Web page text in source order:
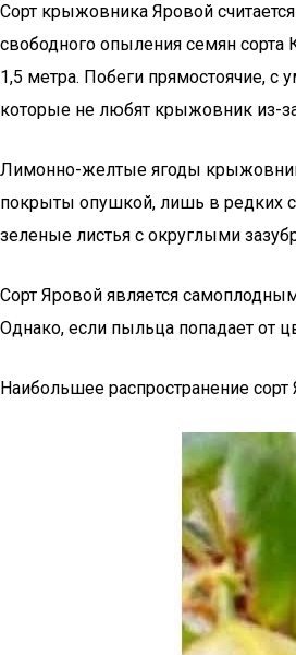
Сорт крыжовника Яровой
свободного опыления семян
1,5 метра. Побеги прямостоячие,
которые не любят крыжовник из-
Лимонно-желтые ягоды
покрыты опушкой, лишь в редких
зеленые листья с округлыми
Сорт Яровой является
Однако, если пыльца попадает от
Наибольшее распространение